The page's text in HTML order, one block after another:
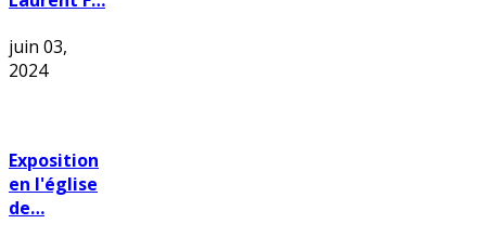
juin 03,
2024
Exposition
en l'église
de…